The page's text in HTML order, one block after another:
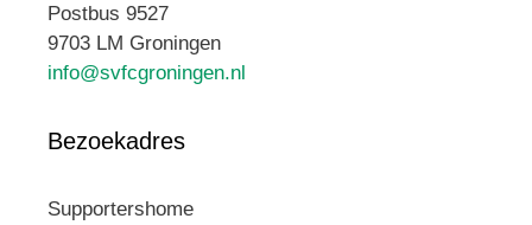
Postbus 9527
9703 LM Groningen
info@svfcgroningen.nl
Bezoekadres
Supportershome